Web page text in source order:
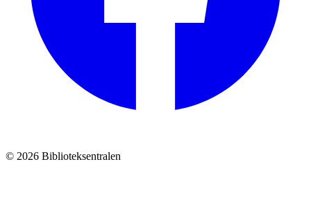
© 2026 Biblioteksentralen